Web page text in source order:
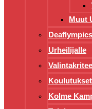
Muut
Deaflympics
Urheilijalle
Koulutukset
Kolme